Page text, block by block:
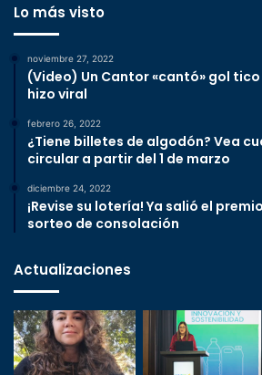
Lo más visto
noviembre 27, 2022
(Video) Un Cantor «cantó» gol
hizo viral
febrero 26, 2022
¿Tiene billetes de algodón? Vea
circular a partir del 1 de marzo
diciembre 24, 2022
¡Revise su lotería! Ya salió el
sorteo de consolación
Actualizaciones